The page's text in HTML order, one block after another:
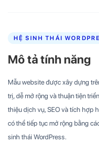
HỆ SINH THÁI
Mô tả tính năng
Mẫu website được xây dựng
trị, dễ mở rộng và thuận tiện
thiệu dịch vụ, SEO và tích hợp
có thể tiếp tục mở rộng bằng
sinh thái WordPress.